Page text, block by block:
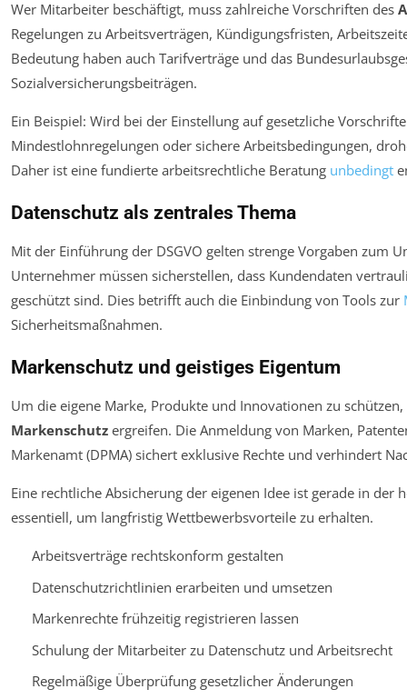
Wer Mitarbeiter beschäftigt, muss zahlreiche Vorschriften des
Regelungen zu Arbeitsverträgen, Kündigungsfristen,
Bedeutung haben auch Tarifverträge und das
Sozialversicherungsbeiträgen.
Ein Beispiel: Wird bei der Einstellung auf gesetzliche
Mindestlohnregelungen oder sichere Arbeitsbedingungen,
Daher ist eine fundierte arbeitsrechtliche Beratung unbedingt
Datenschutz als zentrales Thema
Mit der Einführung der DSGVO gelten strenge Vorgaben zum
Unternehmer müssen sicherstellen, dass Kundendaten
geschützt sind. Dies betrifft auch die Einbindung von Tools zur
Sicherheitsmaßnahmen.
Markenschutz und geistiges Eigentum
Um die eigene Marke, Produkte und Innovationen zu
Markenschutz ergreifen. Die Anmeldung von Marken,
Markenamt (DPMA) sichert exklusive Rechte und verhindert
Eine rechtliche Absicherung der eigenen Idee ist gerade in der
essentiell, um langfristig Wettbewerbsvorteile zu erhalten.
Arbeitsverträge rechtskonform gestalten
Datenschutzrichtlinien erarbeiten und umsetzen
Markenrechte frühzeitig registrieren lassen
Schulung der Mitarbeiter zu Datenschutz und Arbeitsrecht
Regelmäßige Überprüfung gesetzlicher Änderungen